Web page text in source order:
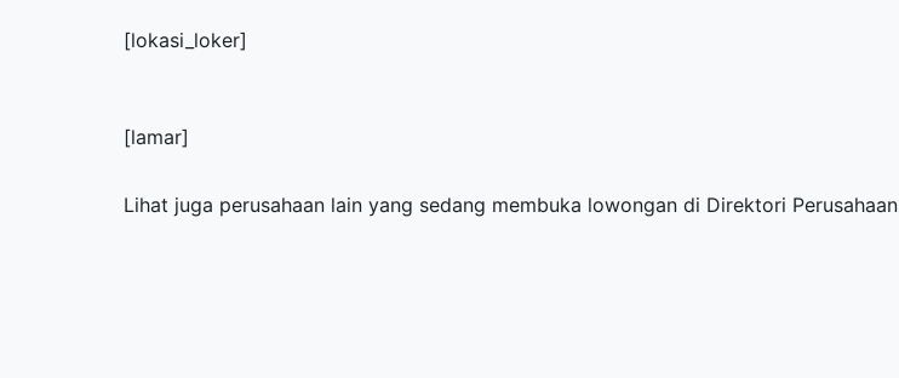
[lokasi_loker]
[lamar]
Lihat juga perusahaan lain yang sedang membuka lowongan di Direktori Perusahaan